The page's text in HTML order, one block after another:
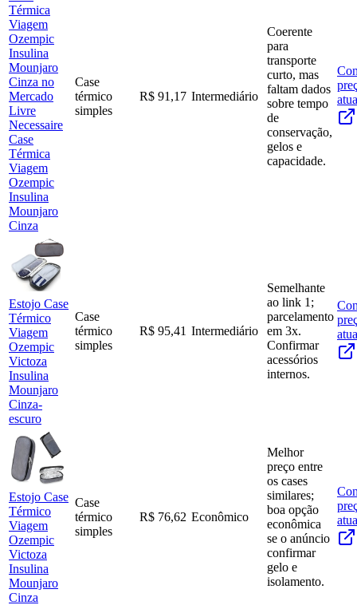
Necessaire
Case
Térmica
Viagem
Ozempic
Insulina
Mounjaro
Cinza
Case
térmico
simples
R$ 91,17 Intermediário
Coerente
para
transporte
curto, mas
faltam dados
sobre tempo
de
conservação,
gelos e
capacidade.
Estojo Case
Térmico
Viagem
Ozempic
Victoza
Insulina
Mounjaro
Cinza-
escuro
Case
térmico
simples
R$ 95,41 Intermediário
Semelhante
ao link 1;
parcelamento
em 3x.
Confirmar
acessórios
internos.
Estojo Case
Térmico
Viagem
Ozempic
Victoza
Insulina
Mounjaro
Cinza
Case
térmico
simples
R$ 76,62 Econômico
Melhor
preço entre
os cases
similares;
boa opção
econômica
se o anúncio
confirmar
gelo e
isolamento.